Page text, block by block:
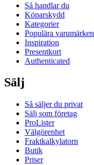
Så handlar du
Köparskydd
Kategorier
Populära varumärken
Inspiration
Presentkort
Authenticated
Sälj
Så säljer du privat
Sälj som företag
ProLister
Välgörenhet
Fraktkalkylatorn
Butik
Priser